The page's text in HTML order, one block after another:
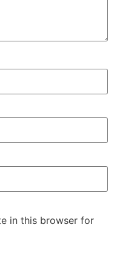
in this browser for